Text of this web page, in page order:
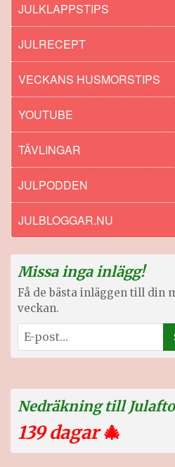
JULKLAPPSTIPS
JULRECEPT
VECKANS HUSMORSTIPS
YOUTUBE
TÄVLINGAR
JULPODDEN
JULBLOGGAR.NU
Missa inga inlägg!
Få de bästa inläggen till din
veckan.
Nedräkning till
139 dagar🎄